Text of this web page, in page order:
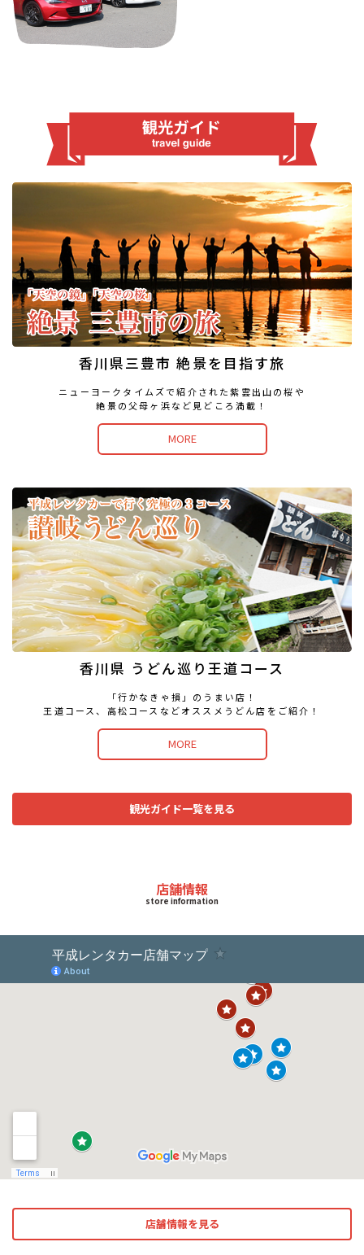
香川県三豊市 絶景を目指す旅
ニューヨークタイムズで紹介された紫雲出山の桜や
絶景の父母ヶ浜など見どころ満載！
MORE
香川県 うどん巡り王道コース
「行かなきゃ損」のうまい店！
王道コース、高松コースなどオススメうどん店を ご紹介！
MORE
観光ガイド一覧を見る
店舗情報
store information
店舗情報を見る